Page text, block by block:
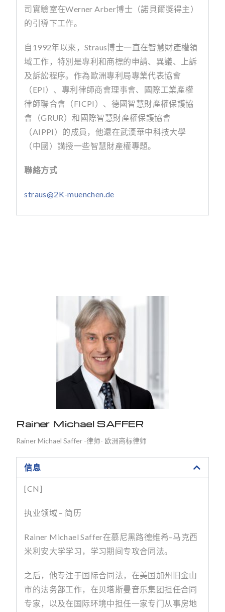
司實驗室在Werner Arber博士（諾貝爾獎得主）
的引導下工作。
自 1992年以來，Straus博士一直在智慧財產權領
域工作，特別是專利和商標的申請、異議、上訴
及訴訟程序。作為歐洲專利局專業代表協會
（EPI）、專利律師商會理事會、國際工業產權
律師聯合會（FICPI ）、德國智慧財產權保護協
會（GRUR）和國際智慧財產權保護協會
（AIPPI ）的成員，他還在武漢華中科技大學
（中國）講授一些智慧財產權專題。
聯絡方式
straus@2K-muenchen.de
Rainer Michael SAFFER
Rainer Michael Saffer -律师- 欧洲商标律师
信息
[CN]
执业领域 – 简历
Rainer Michael Saffer在慕尼黑路德维希–马克西
米利安大学学习，学习期间专攻合同法。
之后，他专注于国际合同法，在美国加州旧金山
市的法务部工作，在贝塔斯曼音乐集团担任合同
专家，以及在国际环境中担任一家专门从事房地